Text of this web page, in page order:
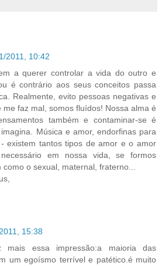
2011, 10:42
a querer controlar a vida do outro e
é contrário aos seus conceitos passa
Realmente, evito pessoas negativas e
me faz mal, somos fluídos! Nossa alma é
também e contaminar-se é
Música e amor, endorfinas para
existem tantos tipos de amor e o amor
em nossa vida, se formos
como o sexual, maternal, fraterno...
15:38
mais essa impressão:a maioria das
um egoísmo terrível e patético.é muito